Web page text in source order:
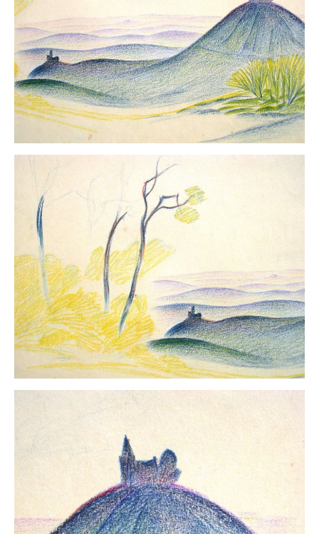
Buchempfehlungen
Richild Holt – Farbe und Linie
Theodor Zeller (1900-1986) Maler und
Visionär
Walter Becker (1893-1984) Malerei und Grafik
Der Maler Richard Sprick (1901-1976)
Suche
Über Uns
Publikationsliste
Über Uns
Impressum
Datenschutz
AGB
Widerruf